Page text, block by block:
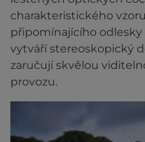
charakteristického
připomínajícího
vytváří stereoskopický
zaručují skvělou
provozu.